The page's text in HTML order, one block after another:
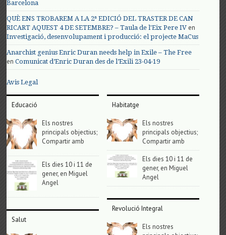
Barcelona
QUÈ ENS TROBAREM A LA 2ª EDICIÓ DEL TRASTER DE CAN
RICART AQUEST 4 DE SETEMBRE? – Taula de l'Eix Pere IV en
Investigació, desenvolupament i producció: el projecte MaCus
Anarchist genius Enric Duran needs help in Exile – The Free
enComunicat d’Enric Duran des de l’Exili 23-04-19
Avis Legal
Educació
Els nostres
principals objectius;
Compartir amb
Els dies 10 i 11 de
gener, en Miguel
Angel
Salut
Habitatge
Els nostres
principals objectius;
Compartir amb
Els dies 10 i 11 de
gener, en Miguel
Angel
Revolució Integral
Els nostres